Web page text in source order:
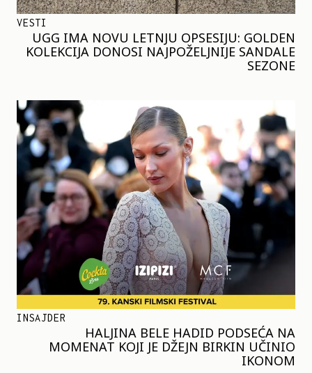
VESTI
UGG IMA NOVU LETNJU OPSESIJU: GOLDEN
KOLEKCIJA DONOSI NAJPOŽELJNIJE SANDALE
SEZONE
INSAJDER
HALJINA BELE HADID PODSEĆA NA
MOMENAT KOJI JE DŽEJN BIRKIN UČINIO
IKONOM